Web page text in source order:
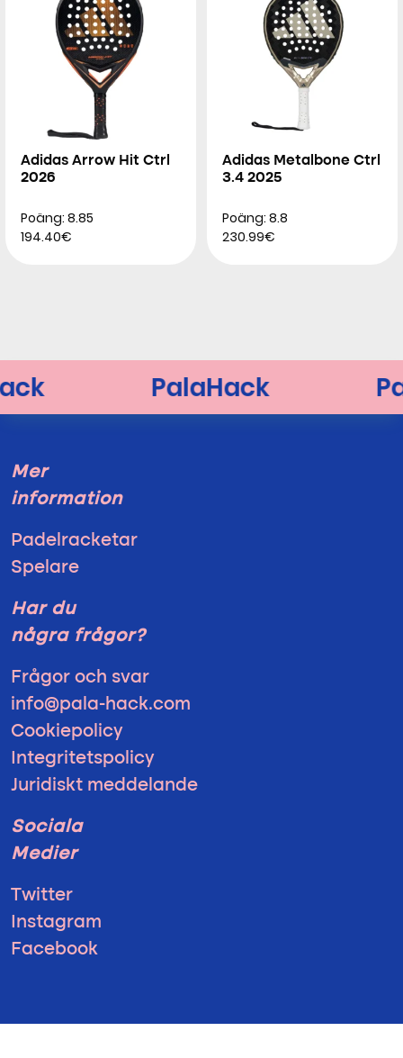
Adidas Arrow Hit Ctrl
2026
Poäng: 8.85
194.40€
Adidas Metalbone Ctrl
3.4 2025
Poäng: 8.8
230.99€
Mer
information
Padelracketar
Spelare
Har du
några frågor?
Frågor och svar
info@pala-hack.com
Cookiepolicy
Integritetspolicy
Juridiskt meddelande
Sociala
Medier
Twitter
Instagram
Facebook